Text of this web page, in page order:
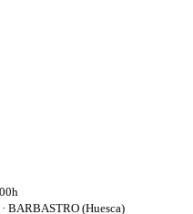
BARBASTRO (Huesca)